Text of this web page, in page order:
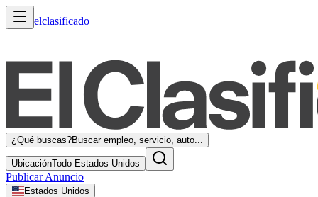
elclasificado
¿Qué buscas?Buscar empleo, servicio, auto...
UbicaciónTodo Estados Unidos
Publicar Anuncio
Estados Unidos